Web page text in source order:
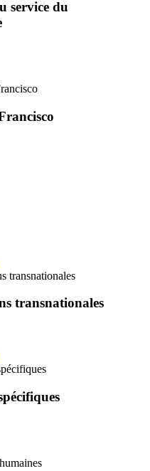
service du
transnationales
transnationales